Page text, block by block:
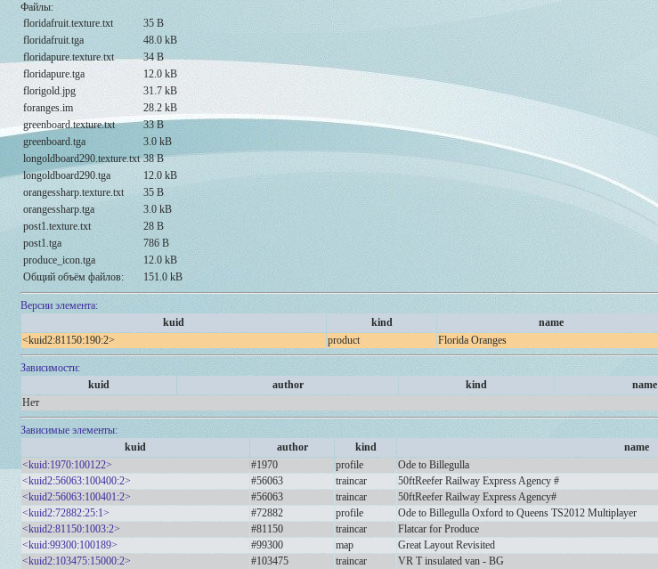
Файлы:
floridafruit.texture.txt
35 B
floridafruit.tga
48.0 kB
floridapure.texture.txt
34 B
floridapure.tga
12.0 kB
florigold.jpg
31.7 kB
foranges.im
28.2 kB
greenboard.texture.txt
33 B
greenboard.tga
3.0 kB
longoldboard290.texture.txt 38 B
longoldboard290.tga
12.0 kB
orangessharp.texture.txt
35 B
orangessharp.tga
3.0 kB
post1.texture.txt
28 B
post1.tga
786 B
produce_icon.tga
12.0 kB
Общий объём файлов:
151.0 kB
Версии элемента:
kuid
kind name
<kuid2:81150:190:2>
product Florida Oranges
Зависимости:
kuid
author kind name
Нет
Зависимые элементы:
kuid
author kind name
<kuid:1970:100122>
#1970 profile Ode to Billegulla
<kuid2:56063:100400:2>
#56063 traincar 50ftReefer Railway Express Agency #
<kuid2:56063:100401:2>
#56063 traincar 50ftReefer Railway Express Agency#
<kuid2:72882:25:1>
#72882 profile Ode to Billegulla Oxford to Queens TS2012 Multiplayer
<kuid2:81150:1003:2>
#81150 traincar Flatcar for Produce
<kuid:99300:100189>
#99300 map Great Layout Revisited
<kuid2:103475:15000:2>
#103475 traincar VR T insulated van - BG